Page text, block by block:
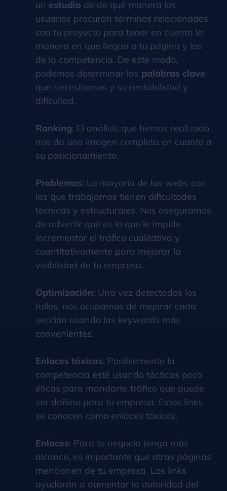
un estudio de de qué manera los
usuarios procuran términos relacionados
con tu proyecto para tener en cuenta la
manera en que llegan a tu página y las
de la competencia. De este modo,
podemos determinar las palabras clave
que necesitamos y su rentabilidad y
dificultad.
Ranking: El análisis que hemos realizado
nos da una imagen completa en cuanto a
su posicionamiento.
Problemas: La mayoría de las webs con
las que trabajamos tienen dificultades
técnicas y estructurales. Nos aseguramos
de advertir qué es lo que le impide
incrementar el tráfico cualitativa y
cuantitativamente para mejorar la
visibilidad de tu empresa.
Optimización: Una vez detectados los
fallos, nos ocupamos de mejorar cada
sección usando las keywords más
convenientes.
Enlaces tóxicos: Posiblemente la
competencia esté usando tácticas poco
éticas para mandarte tráfico que puede
ser dañino para tu empresa. Estos links
se conocen como enlaces tóxicos.
Enlaces: Para tu negocio tenga más
alcance, es importante que otras páginas
mencionen de tu empresa. Los links
ayudarán a aumentar la autoridad del